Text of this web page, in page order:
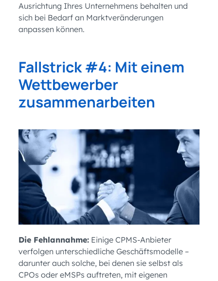
Ausrichtung Ihres Unternehmens behalten und
sich bei Bedarf an Marktveränderungen
anpassen können.
Fallstrick #4: Mit einem
Wettbewerber
zusammenarbeiten
Die Fehlannahme: Einige CPMS-Anbieter
verfolgen unterschiedliche Geschäftsmodelle –
darunter auch solche, bei denen sie selbst als
CPOs oder eMSPs auftreten, mit eigenen